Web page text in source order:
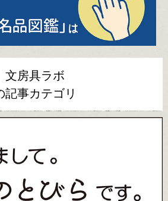
文房具ラボ
記事カテゴリ